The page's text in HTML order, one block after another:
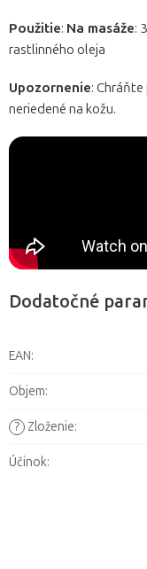
Použitie: Na masáže:
rastlinného oleja
Upozornenie:
neriedené na kožu.
Dodatočné
EAN:
Objem:
? Zloženie:
Účinok: